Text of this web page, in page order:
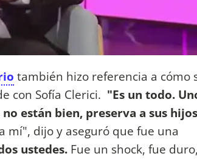
también hizo referencia a cómo
con Sofía Clerici. "Es un todo.
están bien, preserva a sus hijos
mí", dijo y aseguró que fue una
ustedes. Fue un shock, fue duro,